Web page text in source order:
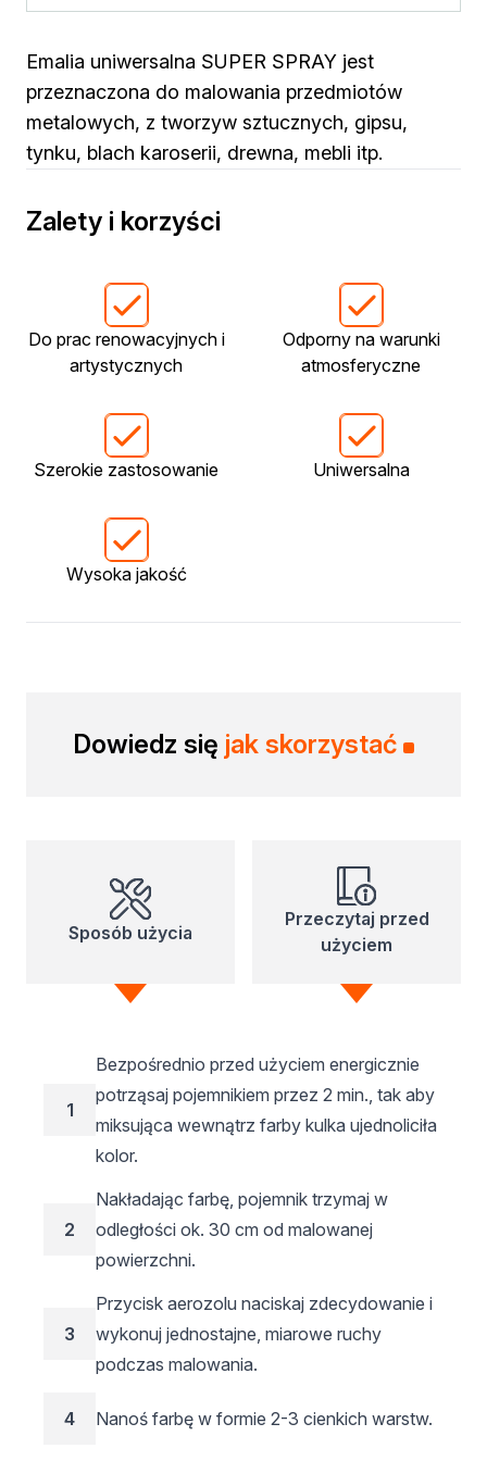
Impregnaty do drewna konstrukcyjnego
Remont
Grunty
Folie w płynie
Masy szpachlowe budowlane
Silikony
Impregnacja
Impregnaty do drewna konstrukcyjnego
Impregnaty dekoracyjny do drewna
Projekty DIY
Żywice
Domowe porządki
Motoryzacja i reperacja
Artykuły sezonowe
Akcja Zima
Poznaj Dragona
O firmie Dragon Poland
Znajdź rozwiązanie
Emalia uniwersalna SUPER SPRAY jest
przeznaczona do malowania przedmiotów
metalowych, z tworzyw sztucznych, gipsu,
tynku, blach karoserii, drewna, mebli itp.
Zalety i korzyści
Do prac renowacyjnych i
artystycznych
Odporny na warunki
atmosferyczne
Szerokie zastosowanie Uniwersalna
Wysoka jakość
Dowiedz się jak skorzystać
Sposób użycia
Przeczytaj przed
użyciem
1
Bezpośrednio przed użyciem energicznie
potrząsaj pojemnikiem przez 2 min., tak aby
miksująca wewnątrz farby kulka ujednoliciła
kolor.
2
Nakładając farbę, pojemnik trzymaj w
odległości ok. 30 cm od malowanej
powierzchni.
3
Przycisk aerozolu naciskaj zdecydowanie i
wykonuj jednostajne, miarowe ruchy
podczas malowania.
4 Nanoś farbę w formie 2-3 cienkich warstw.